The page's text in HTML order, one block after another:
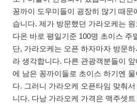
꽁까이 도우미들이 굉장히 많기 때문
습니다. 제가 방문했던 가라오케는
다온 바로 평일기준 100명 초이스 주
단, 가라오케는 오픈 하자마자 방문
라 생각합니다. 다른 관광객분들이
에 남은 꽁까이들로 초이스 하기엔
다. 그러니 가라오케 오픈타임 맞춰
니다. 다낭 가라오케 가격은 맥주셋